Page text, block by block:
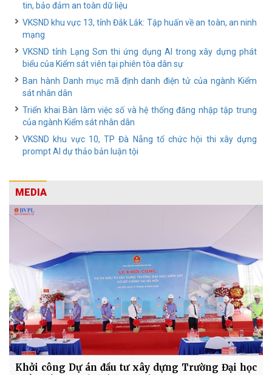
tin, bảo đảm an toàn dữ liệu
VKSND khu vực 13, tỉnh Đắk Lắk: Tập huấn về an toàn, an ninh
mạng
VKSND tỉnh Lạng Sơn thi ứng dụng AI trong xây dựng phát
biểu của Kiểm sát viên tại phiên tòa dân sự
Ban hành Danh mục mã định danh điện tử của ngành Kiểm
sát nhân dân
Triển khai Bàn làm việc số và hệ thống đăng nhập tập trung
của ngành Kiểm sát nhân dân
VKSND khu vực 10, TP Đà Nẵng tổ chức hội thi xây dựng
prompt AI dự thảo bản luận tội
MEDIA
Khởi công Dự án đầu tư xây dựng Trường Đại học